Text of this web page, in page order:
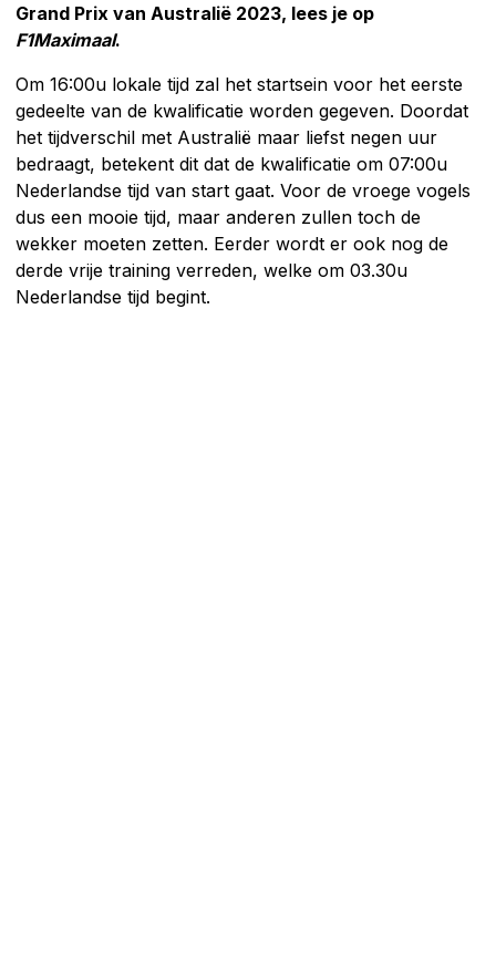
Grand Prix van Australië 2023, lees je op
F1Maximaal.
Om 16:00u lokale tijd zal het startsein voor het eerste
gedeelte van de kwalificatie worden gegeven. Doordat
het tijdverschil met Australië maar liefst negen uur
bedraagt, betekent dit dat de kwalificatie om 07:00u
Nederlandse tijd van start gaat. Voor de vroege vogels
dus een mooie tijd, maar anderen zullen toch de
wekker moeten zetten. Eerder wordt er ook nog de
derde vrije training verreden, welke om 03.30u
Nederlandse tijd begint.